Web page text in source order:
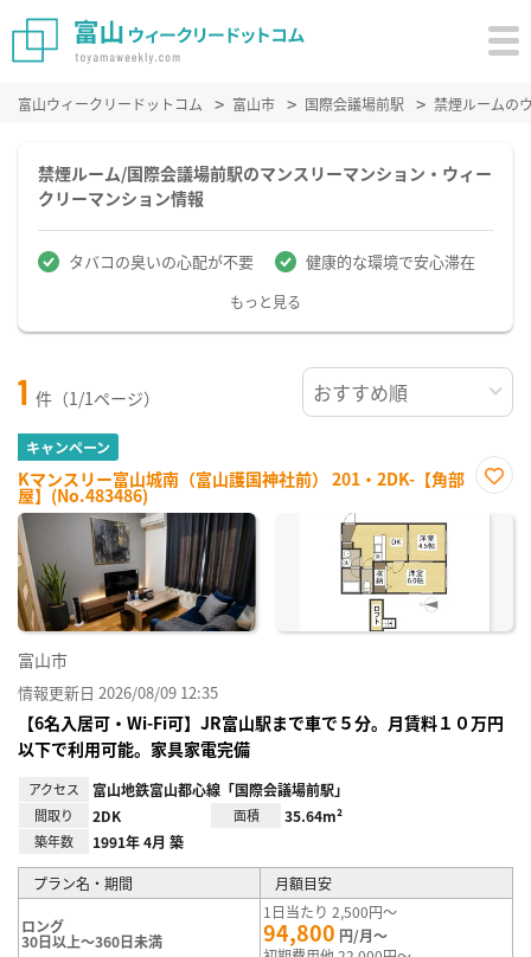
富山ウィークリードットコム 富山市 国際会議場前駅 禁煙ルームの
禁煙ルーム/国際会議場前駅のマンスリーマンション・ウィー
クリーマンション情報
タバコの臭いの心配が不要 健康的な環境で安心滞在
もっと見る
1 件（1/1ページ）
キャンペーン
Kマンスリー富山城南（富山護国神社前） 201・2DK-【角部
屋】(No.483486)
に入
富山市
情報更新日 2026/08/09 12:35
【6名入居可・Wi-Fi可】JR富山駅まで車で５分。月賃料１０万円
以下で利用可能。家具家電完備
アクセス 富山地鉄富山都心線「国際会議場前駅」
間取り 2DK 面積 35.64m²
築年数 1991年 4月 築
プラン名・期間 月額目安
ロング
30日以上～360日未満
1日当たり 2,500円～
94,800 円/月～